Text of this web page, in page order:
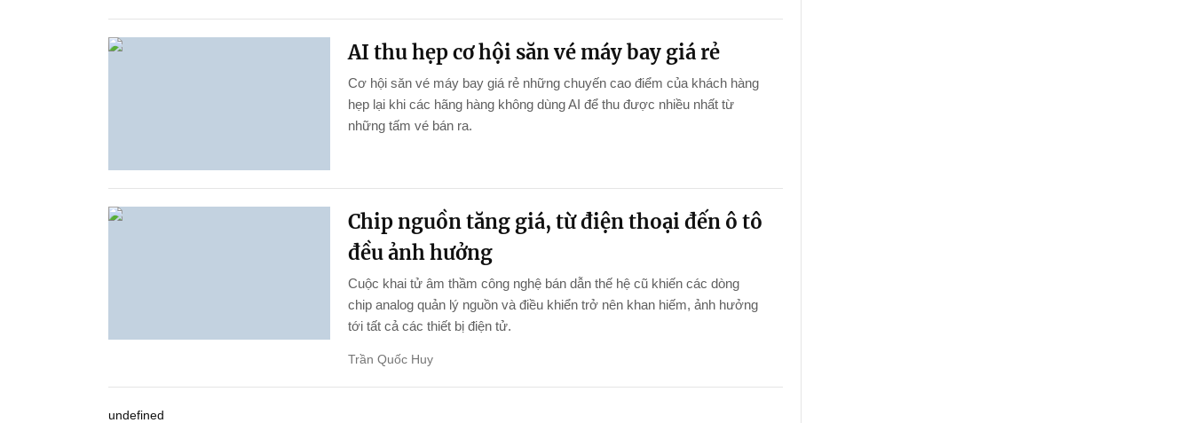
AI thu hẹp cơ hội săn vé máy bay giá rẻ
Cơ hội săn vé máy bay giá rẻ những chuyến cao điểm của khách hàng
hẹp lại khi các hãng hàng không dùng AI để thu được nhiều nhất từ
những tấm vé bán ra.
Chip nguồn tăng giá, từ điện thoại đến ô tô
đều ảnh hưởng
Cuộc khai tử âm thầm công nghệ bán dẫn thế hệ cũ khiến các dòng
chip analog quản lý nguồn và điều khiển trở nên khan hiếm, ảnh hưởng
tới tất cả các thiết bị điện tử.
Trần Quốc Huy
undefined